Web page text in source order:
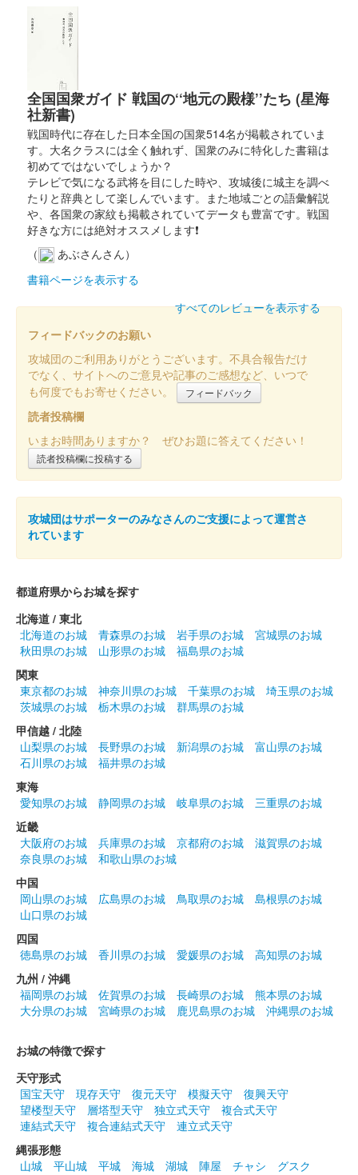
小倉城 御城印
小倉城 御城印 関孫六版
配布終了
スターフライヤー×舞台『刀剣乱舞』デジタルスタンプラリーin
北九州の参加者で、小倉城天守閣（小倉城庭園）に入城するとも
らえる御城印。
小倉城 御城印
小倉城 御城印 細川家・小笠原家両家紋入り版 紫
小倉城 御城印 巌流島の戦い 切り絵御城印 金
ほかに青、赤の下地版もある
小倉城 御城印
配布終了
「WESTER」アプリから駅からお城スタンプラリー2024に参加
し、小倉城の天守最上階にあるQRコードを読み取り、スタンプ
を獲得する。スタンプ獲得と同時に抽選が始まり、抽選に当たっ
小倉城 御城印 小笠原版 緑
小倉城 御城印 小笠原版 赤
小倉城 御城印 小倉お城まつり限定版
配布終了
小倉お城まつりは65回を記念して、お城まつり開催日に天守閣に
入場した人に無料で配布された御城印。各日限定1,500枚
小倉城 御城印
一枚一枚、職人が手作業で箔押し製作されたプラチナ御城印。
小倉城 御城印
一枚一枚、職人が手作業で箔押し製作されたプラチナ御城印。
小倉城 御城印
大谷翔平選手の兜セレブレーションで有名になった兜と小倉にゆ
かりの「二刀流」宮本武蔵の家紋である「九曜巴紋」がデザイン
されている。
全国国衆ガイド 戦国の‘‘地元の殿様’’たち (星海
社新書)
戦国時代に存在した日本全国の国衆514名が掲載されていま
す。大名クラスには全く触れず、国衆のみに特化した書籍は
初めてではないでしょうか？
テレビで気になる武将を目にした時や、攻城後に城主を調べ
たりと辞典として楽しんでいます。また地域ごとの語彙解説
や、各国衆の家紋も掲載されていてデータも豊富です。戦国
好きな方には絶対オススメします❗
（
あぶさんさん）
書籍ページを表示する
すべてのレビューを表示する
フィードバックのお願い
攻城団のご利用ありがとうございます。不具合報告だけ
でなく、サイトへのご意見や記事のご感想など、いつで
も何度でもお寄せください。
フィードバック
読者投稿欄
いまお時間ありますか？ ぜひお題に答えてください！
読者投稿欄に投稿する
攻城団はサポーターのみなさんのご支援によって運営さ
れています
都道府県からお城を探す
北海道 / 東北
北海道のお城
青森県のお城 岩手県のお城
宮城県のお城
秋田県のお城
山形県のお城
福島県のお城
関東
東京都のお城
神奈川県のお城 千葉県のお城
埼玉県のお城
茨城県のお城
栃木県のお城
群馬県のお城
甲信越 / 北陸
山梨県のお城
長野県のお城 新潟県のお城
富山県のお城
石川県のお城
福井県のお城
東海
愛知県のお城
静岡県のお城 岐阜県のお城
三重県のお城
近畿
大阪府のお城
兵庫県のお城 京都府のお城
滋賀県のお城
奈良県のお城
和歌山県のお城
中国
岡山県のお城
広島県のお城 鳥取県のお城
島根県のお城
山口県のお城
四国
徳島県のお城
香川県のお城 愛媛県のお城
高知県のお城
九州 / 沖縄
福岡県のお城
佐賀県のお城 長崎県のお城
熊本県のお城
大分県のお城
宮崎県のお城 鹿児島県のお城 沖縄県のお城
お城の特徴で探す
天守形式
国宝天守
現存天守 復元天守 模擬天守
復興天守
望楼型天守
層塔型天守 独立式天守
複合式天守
連結式天守
複合連結式天守
連立式天守
縄張形態
山城
平山城 平城 海城 湖城 陣屋 チャシ
グスク